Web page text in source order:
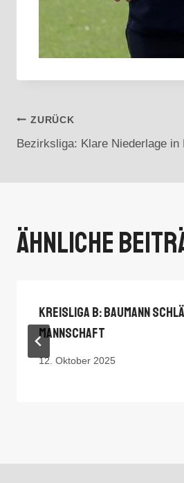
ZURÜCK
Bezirksliga: Klare Niederlage in
Ähnliche
Kreisliga B: Baumann
Mannschaft
12. Oktober 2025